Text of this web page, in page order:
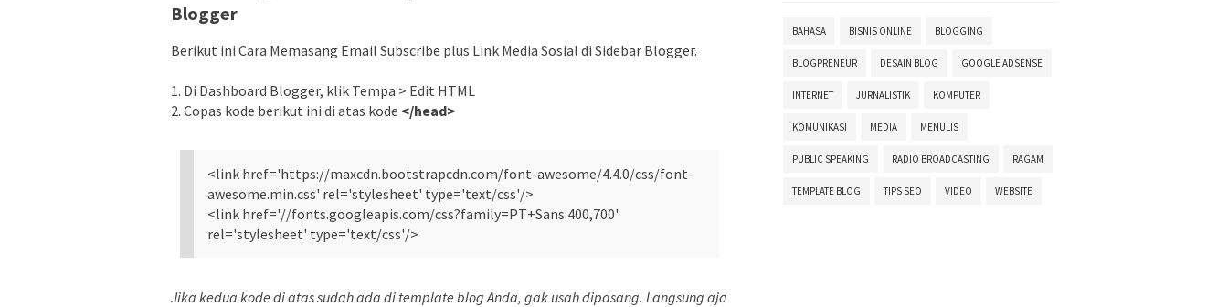
Blogger
Berikut ini Cara Memasang Email Subscribe plus Link Media Sosial di Sidebar Blogger.
1. Di Dashboard Blogger, klik Tempa > Edit HTML
2. Copas kode berikut ini di atas kode </head>
<link href='https://maxcdn.bootstrapcdn.com/font-awesome/4.4.0/css/font-
awesome.min.css' rel='stylesheet' type='text/css'/>
<link href='//fonts.googleapis.com/css?family=PT+Sans:400,700'
rel='stylesheet' type='text/css'/>
Jika kedua kode di atas sudah ada di template blog Anda, gak usah dipasang. Langsung aja
BAHASA BISNIS ONLINE BLOGGING
BLOGPRENEUR DESAIN BLOG GOOGLE ADSENSE
INTERNET JURNALISTIK KOMPUTER
KOMUNIKASI MEDIA MENULIS
PUBLIC SPEAKING RADIO BROADCASTING RAGAM
TEMPLATE BLOG TIPS SEO VIDEO WEBSITE